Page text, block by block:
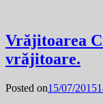
Vrăjitoarea
vrăjitoare.
Posted on15/07/2015